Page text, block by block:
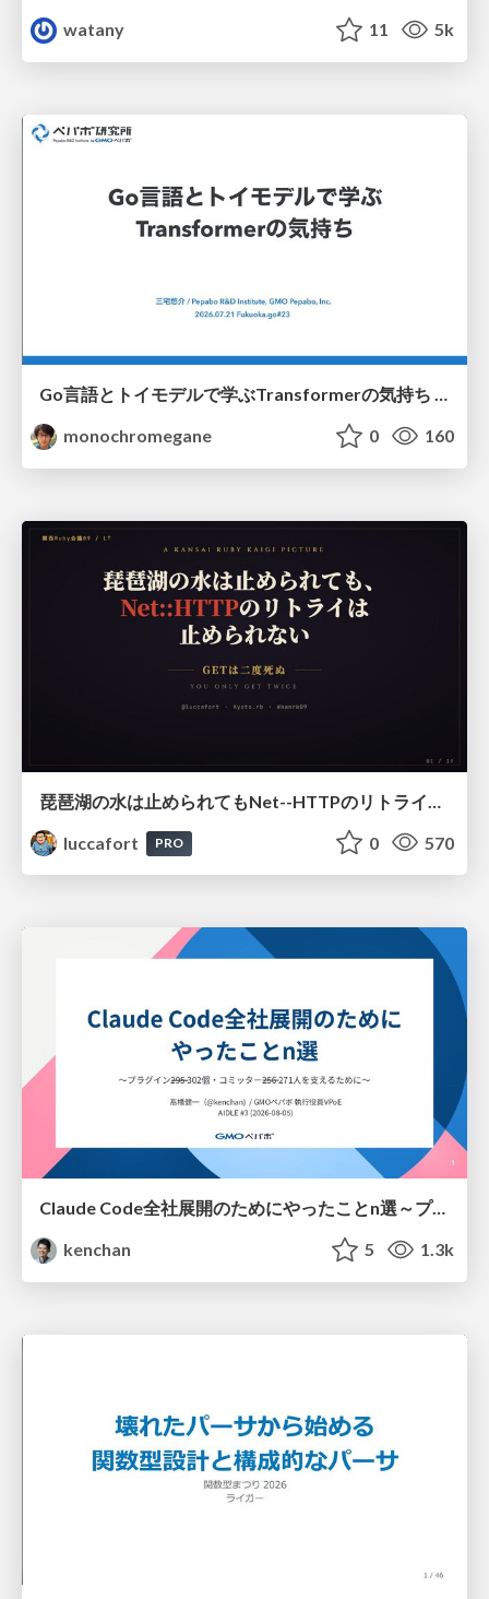
watany 11 5k
Go言語とトイモデルで学ぶTransformerの気持ち / fukuokago23-transformer
monochromegane
0 160
luccafort
PRO 0 570
Claude Code全社展開のためにやったことn選～プラグイン302個・コミッター271人を支えるために～
kenchan
5 1.3k